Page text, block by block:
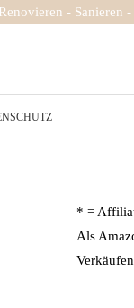
- Sanieren
* =
Als